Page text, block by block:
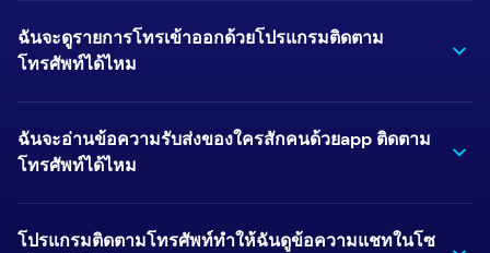
ฉันจะดูรายการโทรเข้าออกด้วยโปรแกรมติดตาม
โทรศัพท์ได้ไหม
ฉันจะอ่านข้อความรับส่งของใครสักคนด้วยapp ติดตาม
โทรศัพท์ได้ไหม
โปรแกรมติดตามโทรศัพท์ทำให้ฉันดูข้อความแชทในโซ